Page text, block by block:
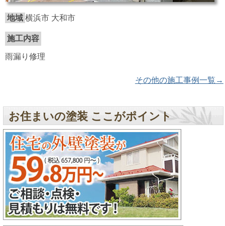
地域 横浜市 大和市
施工内容
雨漏り修理
その他の施工事例一覧→
お住まいの塗装 ここがポイント